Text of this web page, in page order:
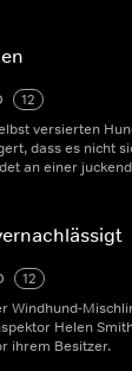
12
versierten
dass es nicht
an einer
12
Windhund-
Helen
ihrem Besitzer.